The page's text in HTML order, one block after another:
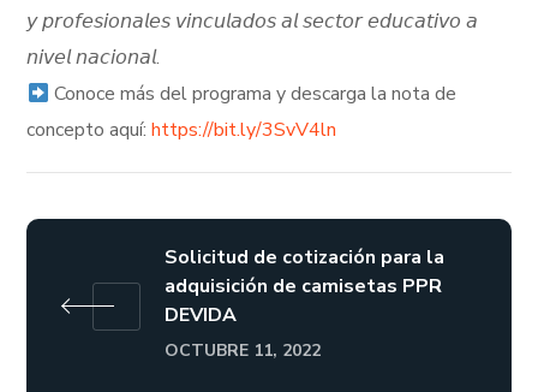
𝘺 𝘱𝘳𝘰𝘧𝘦𝘴𝘪𝘰𝘯𝘢𝘭𝘦𝘴 𝘷𝘪𝘯𝘤𝘶𝘭𝘢𝘥𝘰𝘴 𝘢𝘭 𝘴𝘦𝘤𝘵𝘰𝘳 𝘦𝘥𝘶𝘤𝘢𝘵𝘪𝘷𝘰 𝘢
𝘯𝘪𝘷𝘦𝘭 𝘯𝘢𝘤𝘪𝘰𝘯𝘢𝘭.
Conoce más del programa y descarga la nota de
concepto aquí:https://bit.ly/3SvV4ln
Solicitud de cotización para la
adquisición de camisetas PPR
DEVIDA
OCTUBRE 11, 2022